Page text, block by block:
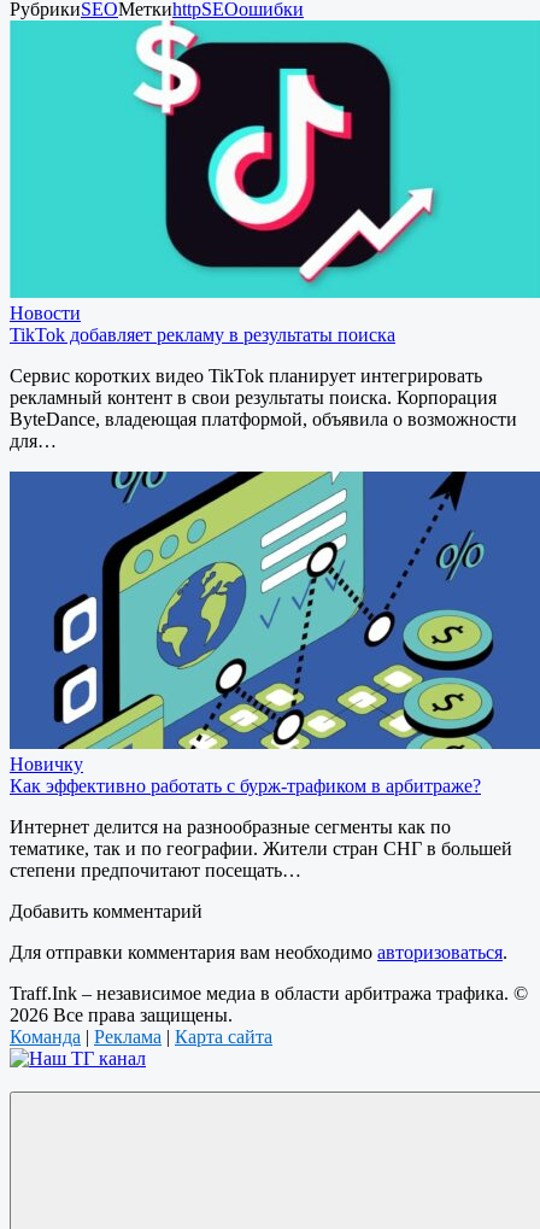
РубрикиSEOМеткиhttpSEOошибки
Новости
TikTok добавляет рекламу в результаты поиска
Сервис коротких видео TikTok планирует интегрировать
рекламный контент в свои результаты поиска. Корпорация
ByteDance, владеющая платформой, объявила о возможности
для…
Новичку
Как эффективно работать с бурж-трафиком в арбитраже?
Интернет делится на разнообразные сегменты как по
тематике, так и по географии. Жители стран СНГ в большей
степени предпочитают посещать…
Добавить комментарий
Для отправки комментария вам необходимо авторизоваться.
Traff.Ink – независимое медиа в области арбитража трафика. ©
2026 Все права защищены.
Команда | Реклама | Карта сайта